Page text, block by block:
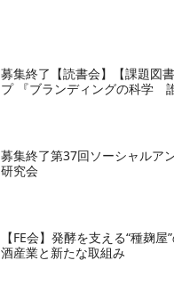
募集終了【読書会】【課題図
プ 『ブランディングの科学
募集終了第37回ソーシャルア
研究会
【FE会】発酵を支える“種麹
酒産業と新たな取組み